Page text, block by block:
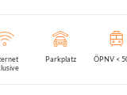
Parkplatz ÖPNV <